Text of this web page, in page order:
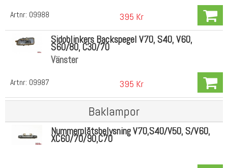
Artnr: 09988 395 Kr
Artnr: 09987
Sidoblinkers Backspegel V70, S40, V60,
S60/80, C30/70
Vänster
395 Kr
Baklampor
Nummerplåtsbelysning V70,S40/V50, S/V60,
XC60/70/90,C70